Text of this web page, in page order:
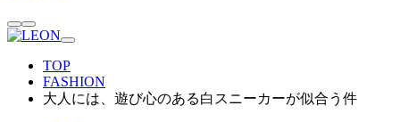
TOP
FASHION
大人には、遊び心のある白スニーカーが似合う件